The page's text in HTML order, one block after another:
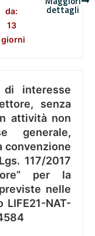
da:
13
giorni
dettagli
di interesse
senza
attività non
generale,
convenzione
117/2017
per la
nelle
NAT-